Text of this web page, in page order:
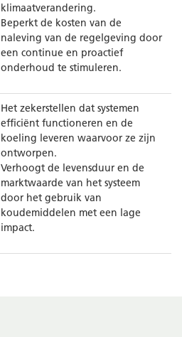
klimaatverandering.
Beperkt de kosten van de
naleving van de regelgeving door
een continue en proactief
onderhoud te stimuleren.
Het zekerstellen dat systemen
efficiënt functioneren en de
koeling leveren waarvoor ze zijn
ontworpen.
Verhoogt de levensduur en de
marktwaarde van het systeem
door het gebruik van
koudemiddelen met een lage
impact.